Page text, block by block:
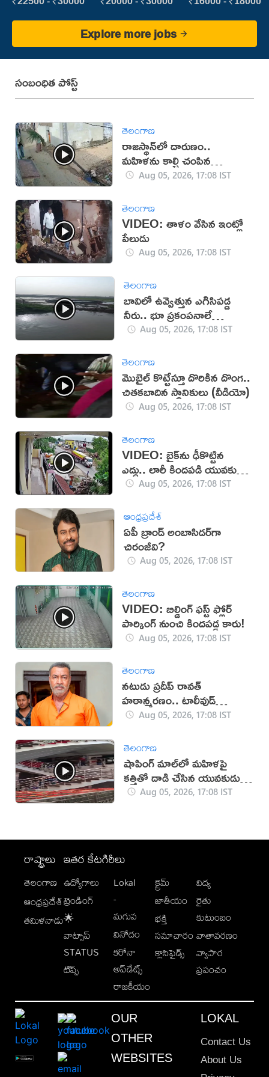
Explore more jobs
సంబంధిత పోస్ట్
తెలంగాణ
రాజస్థాన్‌లో దారుణం..
మహిళను కాల్చి చంపిన
యువకుడు (వీడియో)
Aug 05, 2026, 17:08 IST
తెలంగాణ
VIDEO: తాళం వేసిన ఇంట్లో
పేలుడు
Aug 05, 2026, 17:08 IST
తెలంగాణ
బావిలో ఉవ్వెత్తున ఎగిసిపడ్డ
నీరు.. భూ ప్రకంపనాలే
కారణమా?
Aug 05, 2026, 17:08 IST
తెలంగాణ
మొబైల్ కొట్టేస్తూ దొరికిన దొంగ..
చితకబాదిన స్థానికులు (వీడియో)
Aug 05, 2026, 17:08 IST
తెలంగాణ
VIDEO: బైక్‌ను ఢీకొట్టిన
ఎద్దు.. లారీ కిందపడి యువకుడు
మృతి!Aug 05, 2026, 17:08 IST
ఆంధ్రప్రదేశ్
ఏపీ బ్రాండ్ అంబాసిడర్‌గా
చిరంజీవి?
Aug 05, 2026, 17:08 IST
తెలంగాణ
VIDEO: బిల్డింగ్ ఫస్ట్ ఫ్లోర్
పార్కింగ్ నుంచి కిందపడ్డ కారు!
Aug 05, 2026, 17:08 IST
తెలంగాణ
నటుడు ప్రదీప్ రావత్
హఠాన్మరణం.. టాలీవుడ్
స్పందనపై విమర్శలు
Aug 05, 2026, 17:08 IST
తెలంగాణ
షాపింగ్ మాల్‌లో మహిళపై
కత్తితో దాడి చేసిన యువకుడు
(వీడియో)
Aug 05, 2026, 17:08 IST
రాష్ట్రాలు
తెలంగాణ
ఆంధ్రప్రదేశ్
తమిళనాడు
ఇతర కేటగిరీలు
ఉద్యోగాలు
ట్రెండింగ్
🌟
వాట్సాప్
STATUS
టిప్స్
Lokal
-
మగువ
వినోదం
కరోనా
అప్‌డేట్స్
రాజకీయం
క్రైమ్
జాతీయం
భక్తి
సమాచారం
క్లాసిఫైడ్స్
విద్య
రైతు
కుటుంబం
వాతావరణం
వ్యాపార
ప్రపంచం
OUR
OTHER
WEBSITES
LOKAL
Contact Us
About Us